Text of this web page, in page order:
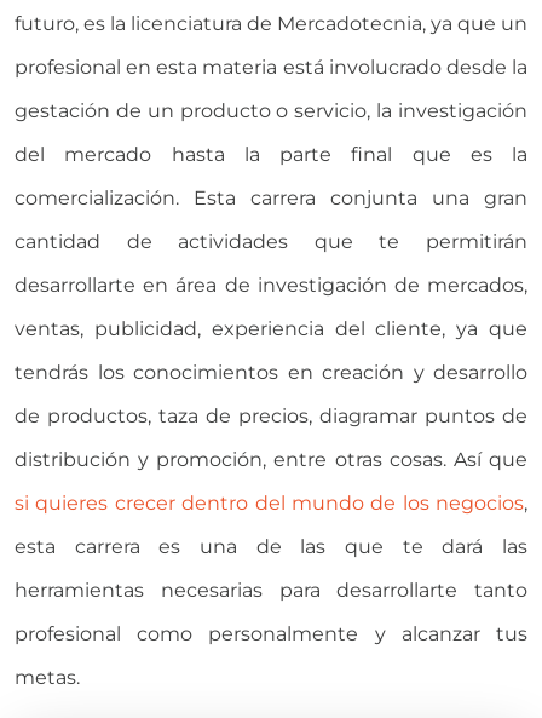
futuro, es la licenciatura de Mercadotecnia, ya que un
profesional en esta materia está involucrado desde la
gestación de un producto o servicio, la investigación
del mercado hasta la parte final que es la
comercialización. Esta carrera conjunta una gran
cantidad de actividades que te permitirán
desarrollarte en área de investigación de mercados,
ventas, publicidad, experiencia del cliente, ya que
tendrás los conocimientos en creación y desarrollo
de productos, taza de precios, diagramar puntos de
distribución y promoción, entre otras cosas. Así que
si quieres crecer dentro del mundo de los negocios,
esta carrera es una de las que te dará las
herramientas necesarias para desarrollarte tanto
profesional como personalmente y alcanzar tus
metas.